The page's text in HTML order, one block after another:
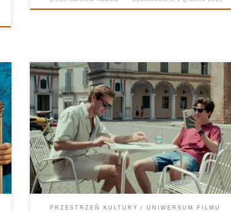
Uniwersum Filmu – 23.10.2018 Prowadzi: Karolina
Kawala Realizuje: Ania Bielec Grafika: Kuba Siedlecki
„Tamte dni, tamte noce”– film dramatyczny z 2017
roku w reżyserii Luki Guadagnino. Obraz powstał na
podstawie scenariusza Jamesa Ivory’ego, opartego na
powieści André Acimana z 2007 […]
PRZESTRZEŃ KULTURY UNIWERSUM FILMU